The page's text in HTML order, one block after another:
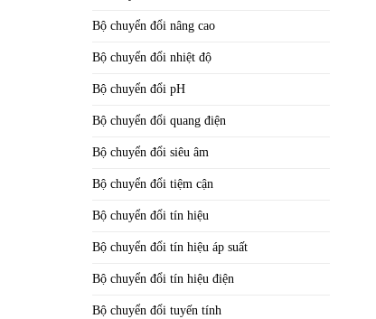
Bộ chuyển đổi nâng cao
Bộ chuyển đổi nhiệt độ
Bộ chuyển đổi pH
Bộ chuyển đổi quang điện
Bộ chuyển đổi siêu âm
Bộ chuyển đổi tiệm cận
Bộ chuyển đổi tín hiệu
Bộ chuyển đổi tín hiệu áp suất
Bộ chuyển đổi tín hiệu điện
Bộ chuyển đổi tuyến tính